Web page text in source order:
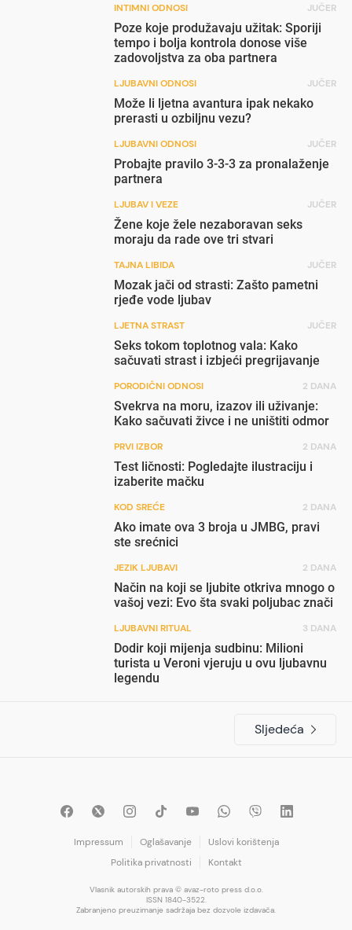
INTIMNI ODNOSI JUČER
Poze koje produžavaju užitak: Sporiji
tempo i bolja kontrola donose više
zadovoljstva za oba partnera
LJUBAVNI ODNOSI JUČER
Može li ljetna avantura ipak nekako
prerasti u ozbiljnu vezu?
LJUBAVNI ODNOSI JUČER
Probajte pravilo 3-3-3 za pronalaženje
partnera
LJUBAV I VEZE JUČER
Žene koje žele nezaboravan seks
moraju da rade ove tri stvari
TAJNA LIBIDA JUČER
Mozak jači od strasti: Zašto pametni
rjeđe vode ljubav
LJETNA STRAST JUČER
Seks tokom toplotnog vala: Kako
sačuvati strast i izbjeći pregrijavanje
PORODIČNI ODNOSI 2 DANA
Svekrva na moru, izazov ili uživanje:
Kako sačuvati živce i ne uništiti odmor
PRVI IZBOR 2 DANA
Test ličnosti: Pogledajte ilustraciju i
izaberite mačku
KOD SREĆE 2 DANA
Ako imate ova 3 broja u JMBG, pravi
ste srećnici
JEZIK LJUBAVI 2 DANA
Način na koji se ljubite otkriva mnogo o
vašoj vezi: Evo šta svaki poljubac znači
LJUBAVNI RITUAL 3 DANA
Dodir koji mijenja sudbinu: Milioni
turista u Veroni vjeruju u ovu ljubavnu
legendu
Sljedeća
Impressum Oglašavanje
Uslovi korištenja
Politika privatnosti
Kontakt
Vlasnik autorskih prava © avaz-roto press d.o.o.
ISSN 1840-3522.
Zabranjeno preuzimanje sadržaja bez dozvole izdavača.